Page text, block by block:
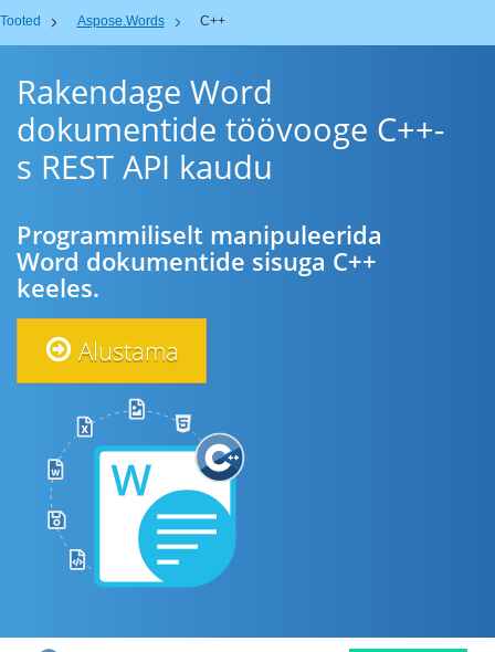
Tooted Aspose.Words C++
Rakendage Word
dokumentide töövooge C++-
s REST API kaudu
Programmiliselt manipuleerida
Word dokumentide sisuga C++
keeles.
Alustama